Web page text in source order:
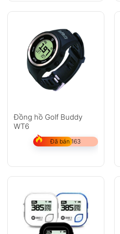
Đồng hồ Golf Buddy
WT6
Đã bán 163